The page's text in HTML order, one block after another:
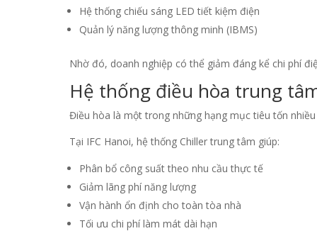
Hệ thống chiếu sáng LED tiết kiệm điện
Quản lý năng lượng thông minh (IBMS)
Nhờ đó, doanh nghiệp có thể giảm đáng kể chi phí
Hệ thống điều hòa trung
Điều hòa là một trong những hạng mục tiêu tốn
Tại IFC Hanoi, hệ thống Chiller trung tâm giúp:
Phân bổ công suất theo nhu cầu thực tế
Giảm lãng phí năng lượng
Vận hành ổn định cho toàn tòa nhà
Tối ưu chi phí làm mát dài hạn